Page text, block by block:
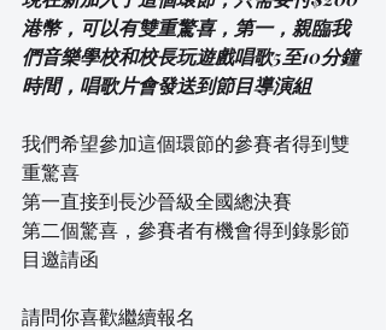
港幣，可以有雙重驚喜，第一，親臨我
們音樂學校和校長玩遊戲唱歌5至10分鐘
時間，唱歌片會發送到節目導演組
我們希望參加這個環節的參賽者得到雙
重驚喜
第一直接到長沙晉級全國總決賽
第二個驚喜，參賽者有機會得到錄影節
目邀請函
請問你喜歡繼續報名